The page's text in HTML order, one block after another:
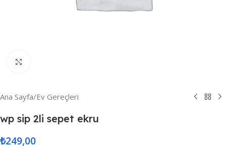
Ana Sayfa/Ev Gereçleri
wp sip 2li sepet ekru
₺249,00